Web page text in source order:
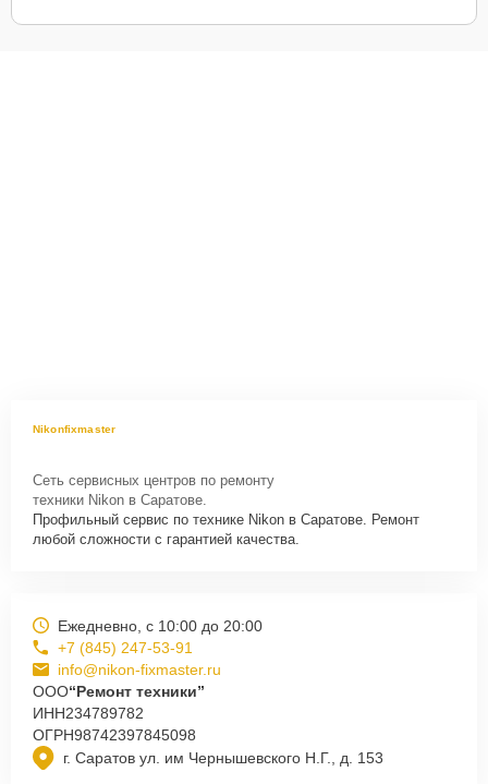
Nikonfixmaster
Сеть сервисных центров по ремонту
техники Nikon в Саратове.
Профильный сервис по технике Nikon в Саратове. Ремонт
любой сложности с гарантией качества.
г. Саратов ул. им Чернышевского Н.Г., д. 153
Ежедневно, с 10:00 до 20:00
+7 (845) 247-53-91
info@nikon-fixmaster.ru
ООО“Ремонт техники”
ИНН234789782
ОГРН98742397845098